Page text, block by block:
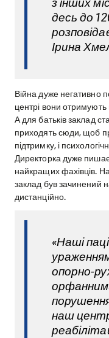
десь до
Ірина
Війна дуже негативно
центрі вони отримують
А для батьків заклад
приходять сюди, щоб
підтримку, і
Директорка дуже
найкращих фахівців.
заклад був зачинений
дистанційно.
«Наші
опорно-
наш